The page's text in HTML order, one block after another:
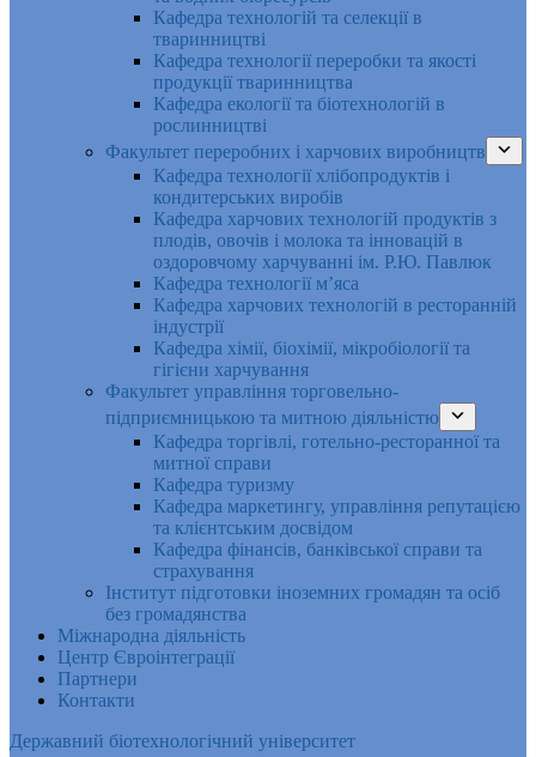
Кафедра технологій та селекції в
тваринництві
Кафедра технології переробки та якості
продукції тваринництва
Кафедра екології та біотехнологій в
рослинництві
Факультет переробних і харчових виробництв
Кафедра технології хлібопродуктів і
кондитерських виробів
Кафедра харчових технологій продуктів з
плодів, овочів і молока та інновацій в
оздоровчому харчуванні ім. Р.Ю. Павлюк
Кафедра технології м’яса
Кафедра харчових технологій в ресторанній
індустрії
Кафедра хімії, біохімії, мікробіології та
гігієни харчування
Факультет управління торговельно-
підприємницькою та митною діяльністю
Кафедра торгівлі, готельно-ресторанної та
митної справи
Кафедра туризму
Кафедра маркетингу, управління репутацією
та клієнтським досвідом
Кафедра фінансів, банківської справи та
страхування
Інститут підготовки іноземних громадян та осіб
без громадянства
Міжнародна діяльність
Центр Євроінтеграції
Партнери
Контакти
Державний біотехнологічний університет